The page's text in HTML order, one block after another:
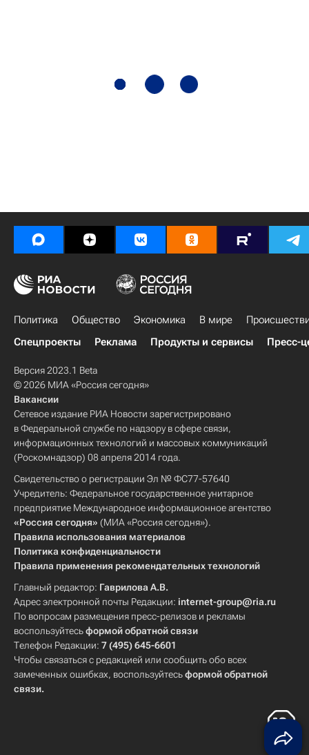
Политика Общество Экономика В мире
Спецпроекты
Реклама Продукты и сервисы Пресс-
Версия 2023.1 Beta
© 2026 МИА «Россия сегодня»
Вакансии
Сетевое издание РИА Новости зарегистрировано
в Федеральной службе по надзору в сфере связи,
информационных технологий и массовых коммуникаций
(Роскомнадзор) 08 апреля 2014 года.
Свидетельство о регистрации Эл № ФС77-57640
Учредитель: Федеральное государственное унитарное
предприятие Международное информационное агентство
«Россия сегодня» (МИА «Россия сегодня»).
Правила использования материалов
Политика конфиденциальности
Правила применения рекомендательных технологий
Главный редактор: Гаврилова А.В.
Адрес электронной почты Редакции: internet-group@ria.ru
По вопросам размещения пресс-релизов и рекламы
воспользуйтесьформой обратной связи
Телефон Редакции: 7 (495) 645-6601
Чтобы связаться с редакцией или сообщить обо всех
замеченных ошибках, воспользуйтесьформой обратной
связи.